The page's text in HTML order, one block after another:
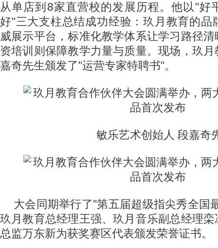
从单店到8家直营校的发展历程。他以"好
好"三大支柱总结成功经验：玖月教育的品
威展示平台，标准化教学体系让学习路径
资培训则保障教学力量与质量。现场，玖
嘉奇先生颁发了"运营专家特聘书"。
敏乐艺术创始人 段嘉奇
大会同期举行了"第五届超级指尖秀全国
玖月教育总经理王强、玖月音乐副总经理
总监万东新为获奖赛区代表颁发荣誉证书。